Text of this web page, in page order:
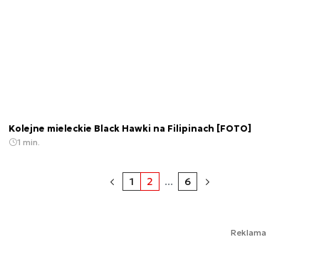
Kolejne mieleckie Black Hawki na Filipinach [FOTO]
1 min.
1 2 ... 6
Reklama